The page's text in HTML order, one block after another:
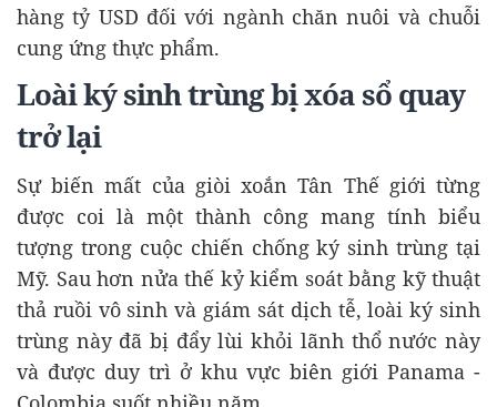
hàng tỷ USD đối với ngành chăn nuôi và chuỗi
cung ứng thực phẩm.
Loài ký sinh trùng bị xóa sổ quay
trở lại
Sự biến mất của giòi xoắn Tân Thế giới từng
được coi là một thành công mang tính biểu
tượng trong cuộc chiến chống ký sinh trùng tại
Mỹ. Sau hơn nửa thế kỷ kiểm soát bằng kỹ thuật
thả ruồi vô sinh và giám sát dịch tễ, loài ký sinh
trùng này đã bị đẩy lùi khỏi lãnh thổ nước này
và được duy trì ở khu vực biên giới Panama -